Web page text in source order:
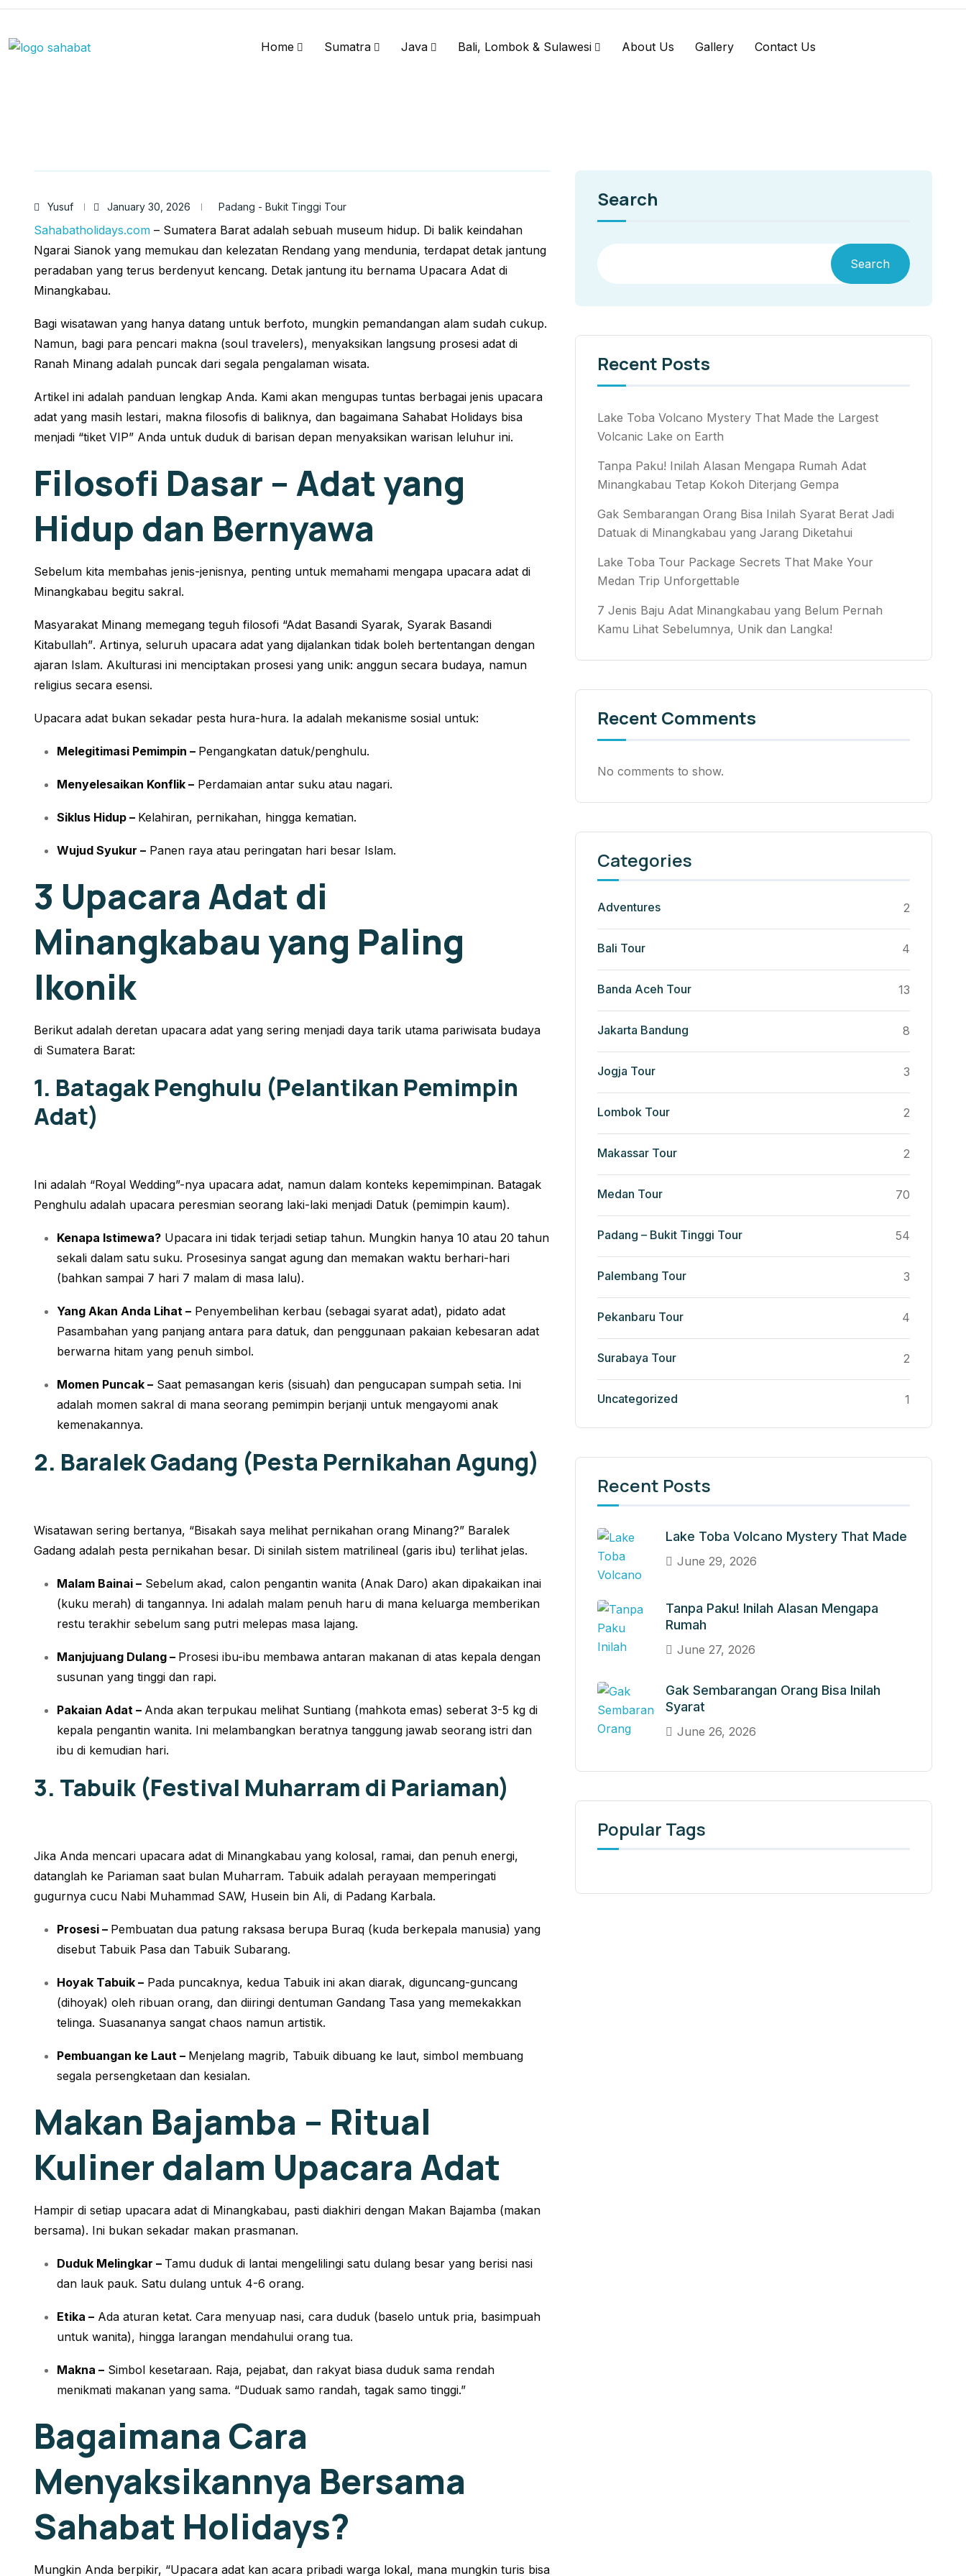
Home Sumatra Java Bali, Lombok & Sulawesi About Us Gallery Contact Us
Yusuf January 30, 2026 Padang - Bukit Tinggi Tour
Sahabatholidays.com – Sumatera Barat adalah sebuah museum hidup. Di balik keindahan
Ngarai Sianok yang memukau dan kelezatan Rendang yang mendunia, terdapat detak jantung
peradaban yang terus berdenyut kencang. Detak jantung itu bernama Upacara Adat di
Minangkabau.
Bagi wisatawan yang hanya datang untuk berfoto, mungkin pemandangan alam sudah cukup.
Namun, bagi para pencari makna (soul travelers), menyaksikan langsung prosesi adat di
Ranah Minang adalah puncak dari segala pengalaman wisata.
Artikel ini adalah panduan lengkap Anda. Kami akan mengupas tuntas berbagai jenis upacara
adat yang masih lestari, makna filosofis di baliknya, dan bagaimana Sahabat Holidays bisa
menjadi “tiket VIP” Anda untuk duduk di barisan depan menyaksikan warisan leluhur ini.
Filosofi Dasar – Adat yang
Hidup dan Bernyawa
Sebelum kita membahas jenis-jenisnya, penting untuk memahami mengapa upacara adat di
Minangkabau begitu sakral.
Masyarakat Minang memegang teguh filosofi “Adat Basandi Syarak, Syarak Basandi
Kitabullah”. Artinya, seluruh upacara adat yang dijalankan tidak boleh bertentangan dengan
ajaran Islam. Akulturasi ini menciptakan prosesi yang unik: anggun secara budaya, namun
religius secara esensi.
Upacara adat bukan sekadar pesta hura-hura. Ia adalah mekanisme sosial untuk:
Melegitimasi Pemimpin – Pengangkatan datuk/penghulu.
Menyelesaikan Konflik – Perdamaian antar suku atau nagari.
Siklus Hidup – Kelahiran, pernikahan, hingga kematian.
Wujud Syukur – Panen raya atau peringatan hari besar Islam.
3 Upacara Adat di
Minangkabau yang Paling
Ikonik
Berikut adalah deretan upacara adat yang sering menjadi daya tarik utama pariwisata budaya
di Sumatera Barat:
1. Batagak Penghulu (Pelantikan Pemimpin
Adat)
Ini adalah “Royal Wedding”-nya upacara adat, namun dalam konteks kepemimpinan. Batagak
Penghulu adalah upacara peresmian seorang laki-laki menjadi Datuk (pemimpin kaum).
Kenapa Istimewa? Upacara ini tidak terjadi setiap tahun. Mungkin hanya 10 atau 20 tahun
sekali dalam satu suku. Prosesinya sangat agung dan memakan waktu berhari-hari
(bahkan sampai 7 hari 7 malam di masa lalu).
Yang Akan Anda Lihat – Penyembelihan kerbau (sebagai syarat adat), pidato adat
Pasambahan yang panjang antara para datuk, dan penggunaan pakaian kebesaran adat
berwarna hitam yang penuh simbol.
Momen Puncak – Saat pemasangan keris (sisuah) dan pengucapan sumpah setia. Ini
adalah momen sakral di mana seorang pemimpin berjanji untuk mengayomi anak
kemenakannya.
2. Baralek Gadang (Pesta Pernikahan Agung)
Wisatawan sering bertanya, “Bisakah saya melihat pernikahan orang Minang?” Baralek
Gadang adalah pesta pernikahan besar. Di sinilah sistem matrilineal (garis ibu) terlihat jelas.
Malam Bainai – Sebelum akad, calon pengantin wanita (Anak Daro) akan dipakaikan inai
(kuku merah) di tangannya. Ini adalah malam penuh haru di mana keluarga memberikan
restu terakhir sebelum sang putri melepas masa lajang.
Manjujuang Dulang – Prosesi ibu-ibu membawa antaran makanan di atas kepala dengan
susunan yang tinggi dan rapi.
Pakaian Adat – Anda akan terpukau melihat Suntiang (mahkota emas) seberat 3-5 kg di
kepala pengantin wanita. Ini melambangkan beratnya tanggung jawab seorang istri dan
ibu di kemudian hari.
3. Tabuik (Festival Muharram di Pariaman)
Jika Anda mencari upacara adat di Minangkabau yang kolosal, ramai, dan penuh energi,
datanglah ke Pariaman saat bulan Muharram. Tabuik adalah perayaan memperingati
gugurnya cucu Nabi Muhammad SAW, Husein bin Ali, di Padang Karbala.
Prosesi – Pembuatan dua patung raksasa berupa Buraq (kuda berkepala manusia) yang
disebut Tabuik Pasa dan Tabuik Subarang.
Hoyak Tabuik – Pada puncaknya, kedua Tabuik ini akan diarak, diguncang-guncang
(dihoyak) oleh ribuan orang, dan diiringi dentuman Gandang Tasa yang memekakkan
telinga. Suasananya sangat chaos namun artistik.
Pembuangan ke Laut – Menjelang magrib, Tabuik dibuang ke laut, simbol membuang
segala persengketaan dan kesialan.
Makan Bajamba – Ritual
Kuliner dalam Upacara Adat
Hampir di setiap upacara adat di Minangkabau, pasti diakhiri dengan Makan Bajamba (makan
bersama). Ini bukan sekadar makan prasmanan.
Duduk Melingkar – Tamu duduk di lantai mengelilingi satu dulang besar yang berisi nasi
dan lauk pauk. Satu dulang untuk 4-6 orang.
Etika – Ada aturan ketat. Cara menyuap nasi, cara duduk (baselo untuk pria, basimpuah
untuk wanita), hingga larangan mendahului orang tua.
Makna – Simbol kesetaraan. Raja, pejabat, dan rakyat biasa duduk sama rendah
menikmati makanan yang sama. “Duduak samo randah, tagak samo tinggi.”
Bagaimana Cara
Menyaksikannya Bersama
Sahabat Holidays?
Mungkin Anda berpikir, “Upacara adat kan acara pribadi warga lokal, mana mungkin turis bisa
Search
Search
Recent Posts
Lake Toba Volcano Mystery That Made the Largest
Volcanic Lake on Earth
Tanpa Paku! Inilah Alasan Mengapa Rumah Adat
Minangkabau Tetap Kokoh Diterjang Gempa
Gak Sembarangan Orang Bisa Inilah Syarat Berat Jadi
Datuak di Minangkabau yang Jarang Diketahui
Lake Toba Tour Package Secrets That Make Your
Medan Trip Unforgettable
7 Jenis Baju Adat Minangkabau yang Belum Pernah
Kamu Lihat Sebelumnya, Unik dan Langka!
Recent Comments
No comments to show.
Categories
Adventures 2
Bali Tour 4
Banda Aceh Tour 13
Jakarta Bandung 8
Jogja Tour 3
Lombok Tour 2
Makassar Tour 2
Medan Tour 70
Padang – Bukit Tinggi Tour 54
Palembang Tour 3
Pekanbaru Tour 4
Surabaya Tour 2
Uncategorized 1
Recent Posts
Lake Toba Volcano Mystery That Made
June 29, 2026
Tanpa Paku! Inilah Alasan Mengapa
Rumah
June 27, 2026
Gak Sembarangan Orang Bisa Inilah
Syarat
June 26, 2026
Popular Tags